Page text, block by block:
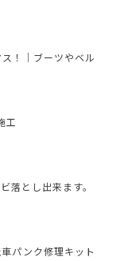
！｜ブーツやベル
工
とし出来ます。
パンク修理キット